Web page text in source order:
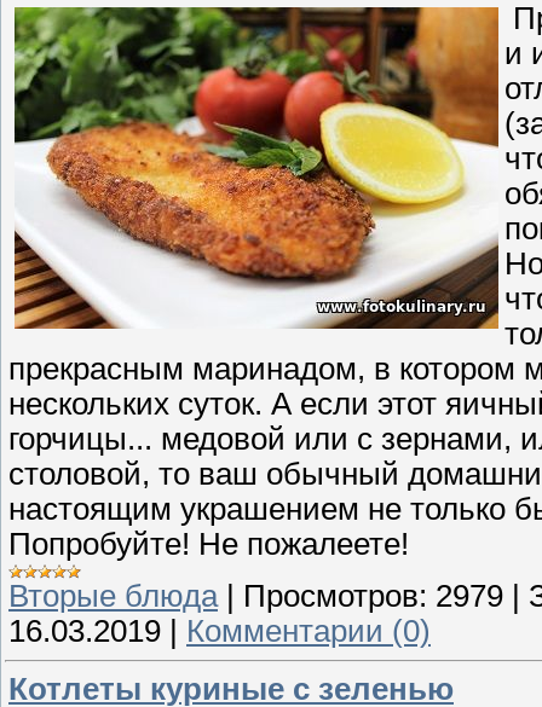
и
прекрасным маринадом, в котором
нескольких суток. А если этот
горчицы... медовой или с зернами,
столовой, то ваш обычный
настоящим украшением не только
Попробуйте! Не пожалеете!
Вторые блюда| Просмотров: 2979
16.03.2019
Комментарии (0)
Котлеты куриные с зеленью